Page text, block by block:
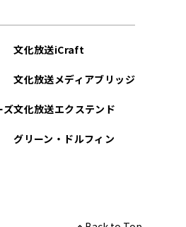
ズ
文化放送iCraft
文化放送メディアブリッジ
文化放送エクステンド
グリーン・ドルフィン